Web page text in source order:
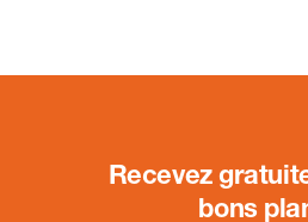
Recevez
bons